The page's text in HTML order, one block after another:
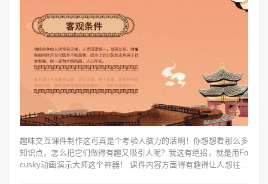
趣味交互课件制作这可真是个考验人脑力的活啊！你想想看那么多
知识点，怎么把它们做得有趣又吸引人呢？我这有绝招，就是用Fo
cusky动画演示大师这个神器！ 课件内容方面得有趣得让人想往下